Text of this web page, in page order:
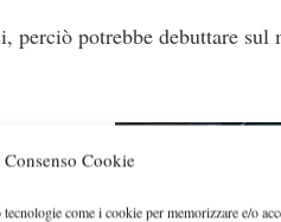
Cookie
come i cookie per memorizzare e/o
perciò potrebbe debuttare sul